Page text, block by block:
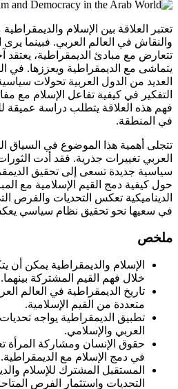
تعتبر العلاقة بين الإسلام والديمقراطية موضوعًا مثيرًا للجدل
والنقاش في العالم العربي. فبينما يرى
تتعارض مع مبادئ الديمقراطية، يعتقد
يتماشى مع الديمقراطية ويعززها. في
العديد من الدول العربية تحولات
التفكير في كيفية تفاعل الإسلام مع
فهم هذه العلاقة يتطلب دراسة عميقة
في المنطقة.
تتجلى أهمية هذا الموضوع في السياق
العربي تغييرات جذرية. فقد أدت
سياسية جديدة تسعى إلى تحقيق
حول كيفية دمج القيم الإسلامية مع
الديناميكية تعكس التحديات والفرص
في سعيها نحو تحقيق نظام سياسي
ملخص
الإسلام والديمقراطية يمكن أن
خلال فهم القيم المشتركة بينهما.
تاريخ الديمقراطية في العالم
متعددة من القيم الإسلامية.
تطبيق الديمقراطية يواجه
العربي والإسلامي.
حقوق الإنسان ومشاركة المرأة
في دمج الإسلام مع الديمقراطية.
المستقبل المشترك للإسلام
التحديات واستثمار الفرص